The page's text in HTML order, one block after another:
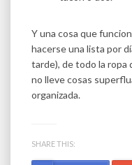
Y una cosa que
hacerse una lista por
tarde), de todo la ropa
no lleve cosas
organizada.
SHARE THIS: